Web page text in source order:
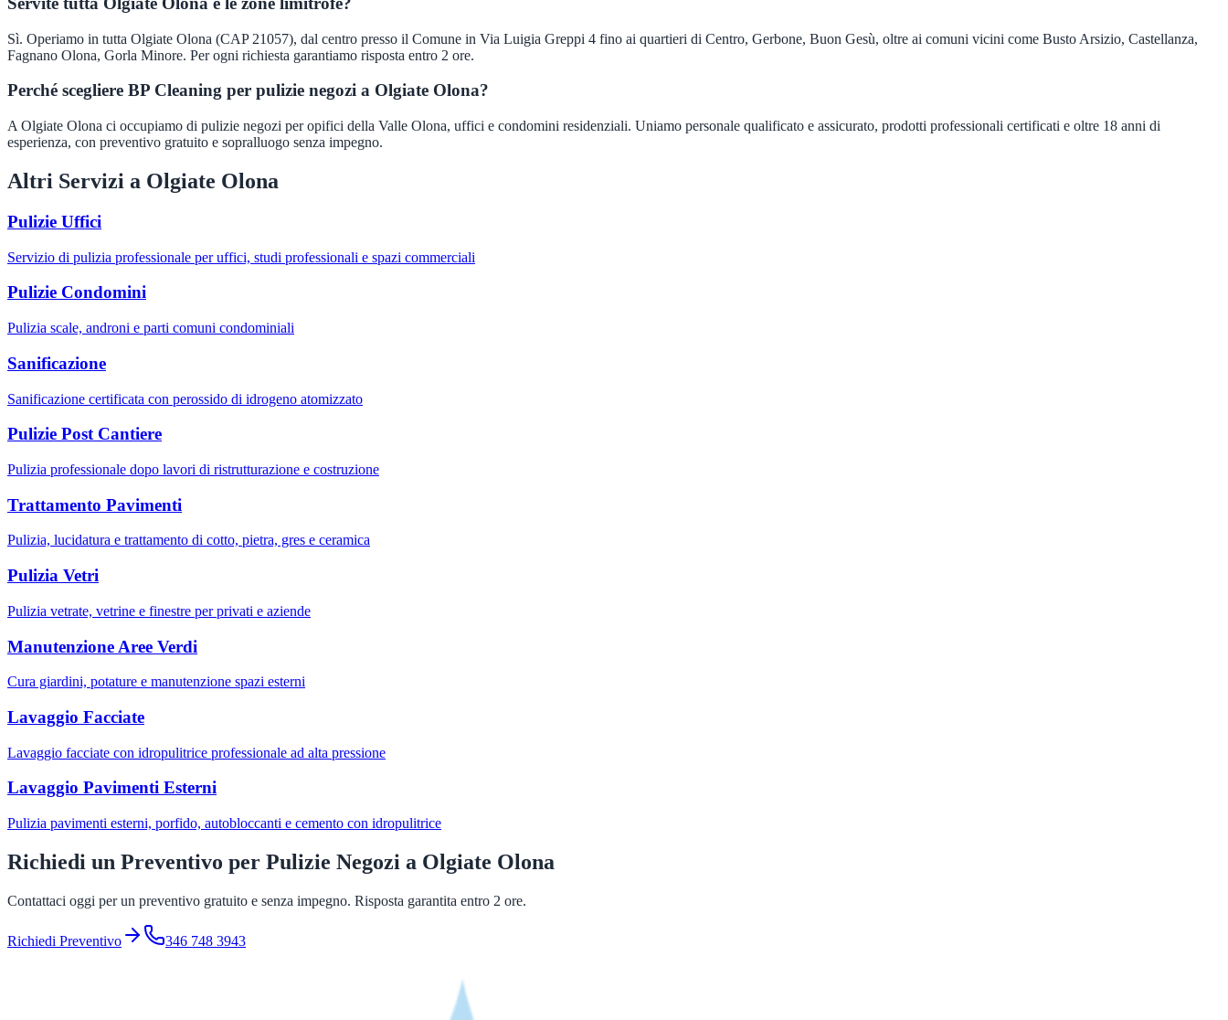
Sì. Operiamo in tutta Olgiate Olona (CAP 21057), dal centro presso il Comune in Via Luigia Greppi 4 fino ai quartieri di Centro, Gerbone, Buon Gesù, oltre ai comuni vicini come Busto Arsizio, Castellanza,
Fagnano Olona, Gorla Minore. Per ogni richiesta garantiamo risposta entro 2 ore.
Perché scegliere BP Cleaning per pulizie negozi a Olgiate Olona?
A Olgiate Olona ci occupiamo di pulizie negozi per opifici della Valle Olona, uffici e condomini residenziali. Uniamo personale qualificato e assicurato, prodotti professionali certificati e oltre 18 anni di
esperienza, con preventivo gratuito e sopralluogo senza impegno.
Altri Servizi a Olgiate Olona
Pulizie Uffici
Servizio di pulizia professionale per uffici, studi professionali e spazi commerciali
Pulizie Condomini
Pulizia scale, androni e parti comuni condominiali
Sanificazione
Sanificazione certificata con perossido di idrogeno atomizzato
Pulizie Post Cantiere
Pulizia professionale dopo lavori di ristrutturazione e costruzione
Trattamento Pavimenti
Pulizia, lucidatura e trattamento di cotto, pietra, gres e ceramica
Pulizia Vetri
Pulizia vetrate, vetrine e finestre per privati e aziende
Manutenzione Aree Verdi
Cura giardini, potature e manutenzione spazi esterni
Lavaggio Facciate
Lavaggio facciate con idropulitrice professionale ad alta pressione
Lavaggio Pavimenti Esterni
Pulizia pavimenti esterni, porfido, autobloccanti e cemento con idropulitrice
Richiedi un Preventivo per Pulizie Negozi a Olgiate Olona
Contattaci oggi per un preventivo gratuito e senza impegno. Risposta garantita entro 2 ore.
Richiedi Preventivo 346 748 3943